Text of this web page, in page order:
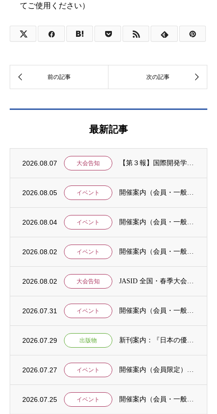
てご使用ください）
最新記事
2026.08.07 大会告知 【第３報】国際開発学会第３７回全国大会：発表申込期間に関するお知らせ （学会入会申請期...
2026.08.05 イベント 開催案内（会員・一般）：8/15 清末愛砂さん「女と戦争」＠上智大
2026.08.04 イベント 開催案内（会員・一般）：神戸大学ユネスコチェア開催セミナーのご案内
2026.08.02 イベント 開催案内（会員・一般）：「みんなのSDGs」セッション「今こそ考えるSDGsと戦争・平...
2026.08.02 大会告知 JASID 全国・春季大会：JASIDブックトーク報告募集
2026.07.31 イベント 開催案内（会員・一般）：IDCJ主催 第52回プロフェッショナル統計分析ワークショップ...
2026.07.29 出版物 新刊案内：『日本の優位性が通用しないという戦略ー地域の文化を考えた競争優位ー』ご案内
2026.07.27 イベント 開催案内（会員限定）：【8/6 公開シンポジウムのご案内】「持続可能で包括的な移住ガバ...
2026.07.25 イベント 開催案内（会員・一般）：【イベント案内】地域資源を生かしたキウイ農園での夏キャンプ「農...